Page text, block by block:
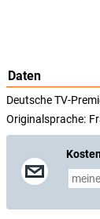
Daten
Deutsche TV-
Originalsprache: